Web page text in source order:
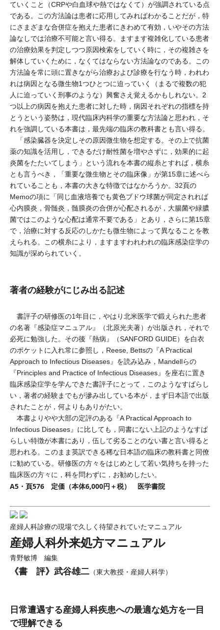
ていくこと（CRPや白血球や熱ではなくて）が強調されている点
である。この方法論は患者に応用してみればわかることだが，特
にさまざまな合併症を抱えた患者にきわめて有効，いやその方法
論なしでは治療不可能と言い得る。ますます複雑化している患者
の治療効果を判定しつつ原因検索をしていく時に，その複雑さを
解体していくために，なくてはならない方法論なのである。この
方法論を常に頭に置きながら治療および診療を行なう時，われわ
れは病因となる微生物1つひとつに迫っていく（まるで複数の犯
人に迫っていく刑事のような）興奮さえ覚えるかもしれない。2
つ以上の病因を抱えた患者に対した時，病因それぞれの指標を持
とうという姿勢は，現代臨床内科学の重要な方法論と思われ，そ
れを強調している本書は，最先端の臨床の教科書とも言い得る。
「感染臓器を決定しその原因微生物を想定する。その上で抗菌
薬の知識を活用し，できるだけ耐性菌を増やさずに，効果的に起
炎菌をたたいてしまう」という流れを本書の縦糸とすれば，横糸
とも言うべき，「重要な微生物とその臨床像」が第15章に述べら
れていることも，本書の大きな特徴ではなかろうか。32頁の
Memoの項に「同じ血液培養でも黄色ブドウ球菌が同定されれば
心内膜炎，骨髄炎，髄膜炎の合併が心配されるが，大腸菌や緑膿
菌ではこのような心配は通常不要である」とあり，さらに第15章
で，治療に対する反応のしかたも微生物によって異なることを教
えられる。この横糸により，ますますわれわれの臨床感染症学の
知識が深められていく。
著者の経験がにじみ出る記述
書評子の研修医の1年目に，やはり北米医学で鍛えられた患者
の名著『感染症マニュアル』（北原光夫著）が出版され，それで
必死に勉強した。その後『熱病』（SANFORD GUIDE）を白衣
のポケットに入れ常に参照し，Reese, Bettsの『A Practical
Approach to Infectious Diseases』を読み込み，Mandellらの
『Principles and Practice of Infectious Diseases』を座右に置き
臨床感染症学を学んできた書評子にとって，このようなすばらし
い，著者の経験までもが滲み出している本が，まず日本語で出版
されたことが，何よりもありがたい。
本書よりやや大部の定評のある『A Practical Approach to
Infectious Diseases』に比しても，同書にない上記のようなすば
らしい特徴が本書にあり，伍して劣ることのない書と言い得ると
思われる。このまま英訳できる稀な日本語の臨床の教科書と同僚
に勧めている。研修医の方々をはじめとして若い気持ちを持った
臨床医の方々に，科を問わずに，お勧めしたい。
A5・頁576 定価（本体6,000円＋税） 医学書院
産婦人科診療の現場で久しく待望されていたマニュアル
産婦人科外来処方マニュアル
青野敏博 編集
《書 評》武谷雄二 （東大教授・産婦人科学）
日常遭遇する産婦人科疾患への最適な処方を一目
で理解できる